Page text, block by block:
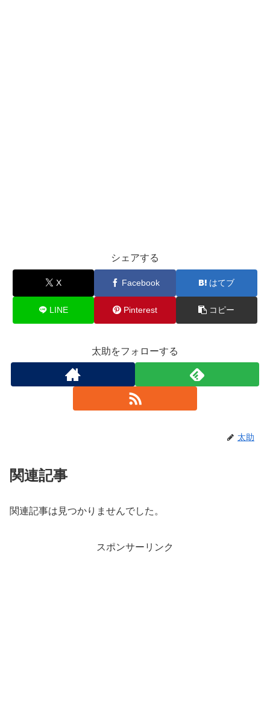
シェアする
X Facebook はてブ
LINE Pinterest コピー
太助をフォローする
太助
関連記事
関連記事は見つかりませんでした。
スポンサーリンク